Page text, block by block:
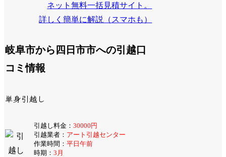
ネット無料一括見積サイト。
詳しく簡単に解説（スマホも）
岐阜市から四日市市への引越口
コミ情報
単身引越し
引越し料金： 30000円
引越業者： アート引越センター
作業時間： 平日午前
時期： 3月